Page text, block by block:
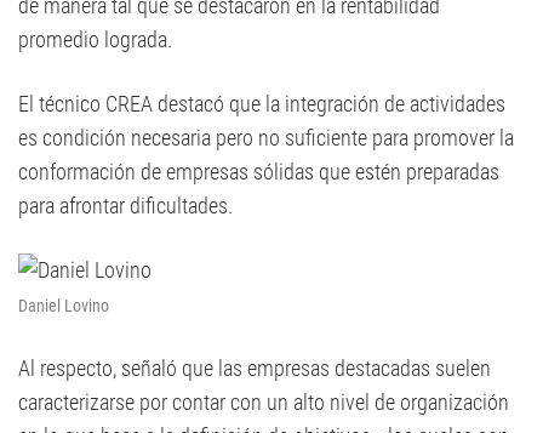
de manera tal que se destacaron en la rentabilidad
promedio lograda.
El técnico CREA destacó que la integración de actividades
es condición necesaria pero no suficiente para promover la
conformación de empresas sólidas que estén preparadas
para afrontar dificultades.
Daniel Lovino
Al respecto, señaló que las empresas destacadas suelen
caracterizarse por contar con un alto nivel de organización